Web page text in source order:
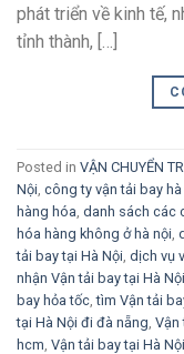
phát triển về kinh tế,
tỉnh thành, […]
Posted in VẬN CHUYỂN
Nội công ty vận tải bay hà
hàng hóa danh sách các
hóa hàng không ở hà nội
tải bay tại Hà Nội dịch vụ
nhận Vận tải bay tại Hà Nội
bay hỏa tốc ,tìm Vận tải
tại Hà Nội đi đà nẵng Vận
hcm Vận tải bay tại Hà